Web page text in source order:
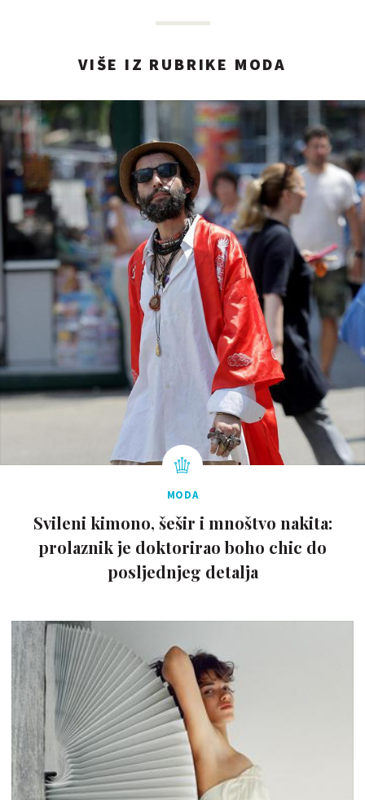
VIŠE IZ RUBRIKE MODA
MODA
Svileni kimono, šešir i mnoštvo nakita:
prolaznik je doktorirao boho chic do
posljednjeg detalja